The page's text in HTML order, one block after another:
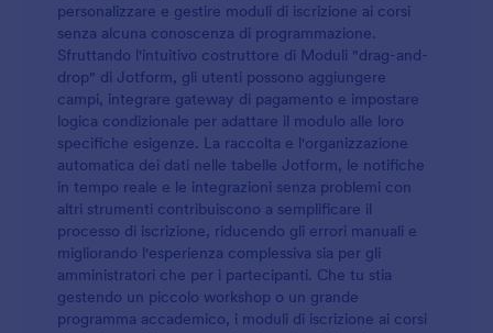
personalizzare e gestire moduli di iscrizione ai corsi
senza alcuna conoscenza di programmazione.
Sfruttando l'intuitivo costruttore di Moduli "drag-and-
drop" di Jotform, gli utenti possono aggiungere
campi, integrare gateway di pagamento e impostare
logica condizionale per adattare il modulo alle loro
specifiche esigenze. La raccolta e l'organizzazione
automatica dei dati nelle tabelle Jotform, le notifiche
in tempo reale e le integrazioni senza problemi con
altri strumenti contribuiscono a semplificare il
processo di iscrizione, riducendo gli errori manuali e
migliorando l'esperienza complessiva sia per gli
amministratori che per i partecipanti. Che tu stia
gestendo un piccolo workshop o un grande
programma accademico, i moduli di iscrizione ai corsi